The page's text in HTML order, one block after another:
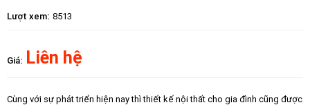
Lượt xem: 8513
Giá: Liên hệ
Cùng với sự phát triển hiện nay thì thiết kế nội thất cho gia đình cũng được